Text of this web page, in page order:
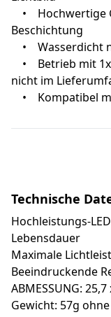
• Hochwertige
Beschichtung
• Wasserdicht
• Betrieb mit 1x
nicht im
• Kompatibel
Technische
Hochleistungs-
Lebensdauer
Maximale
Beeindruckende
ABMESSUNG:
Gewicht: 57g